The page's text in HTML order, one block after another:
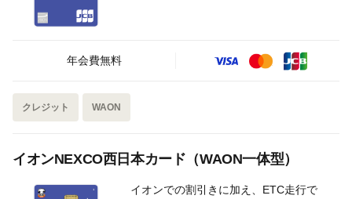
年会費無料
クレジット WAON
イオンNEXCO西日本カード（WAON一体型）
イオンでの割引きに加え、ETC走行で